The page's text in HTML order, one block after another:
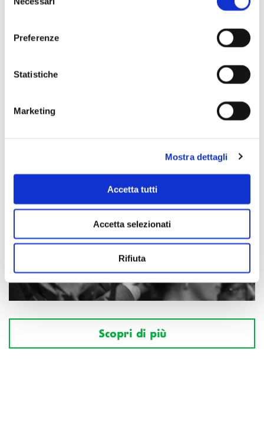
del
Preferenze
Statistiche
Marketing
Mostra dettagli
Accetta tutti
Accetta selezionati
Rifiuta
Scopri di più